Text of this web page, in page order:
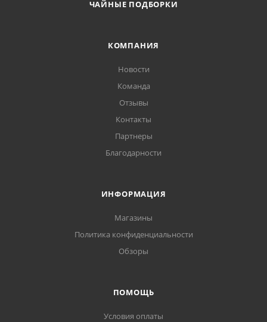
ЧАЙНЫЕ ПОДБОРКИ
КОМПАНИЯ
Новости
Команда
Отзывы
Контакты
Партнеры
Благодарности
ИНФОРМАЦИЯ
Магазины
Политика конфиденциальности
Обзоры
ПОМОЩЬ
Условия оплаты